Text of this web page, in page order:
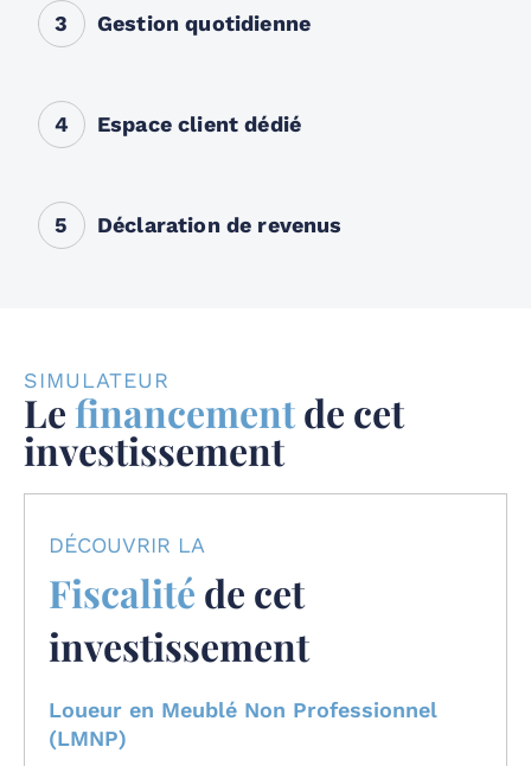
3 Gestion quotidienne
4 Espace client dédié
5 Déclaration de revenus
SIMULATEUR
Lefinancementde cet
investissement
DÉCOUVRIR LA
Fiscalité de cet
investissement
Loueur en Meublé Non Professionnel
(LMNP)